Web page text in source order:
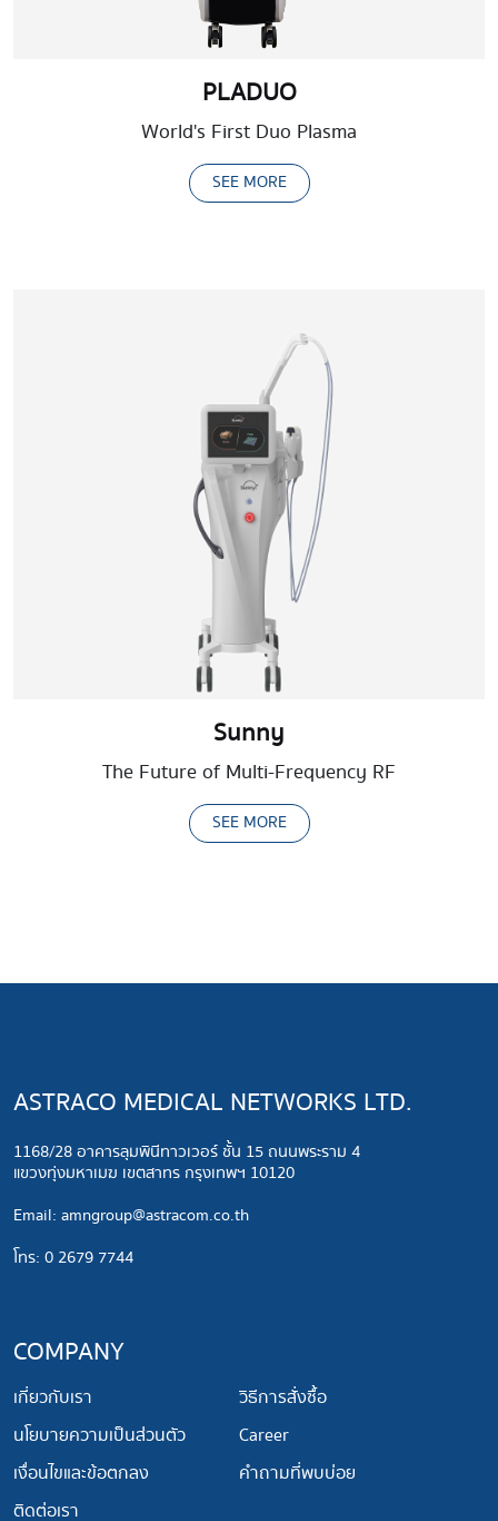
PLADUO
World's First Duo Plasma
SEE MORE
Sunny
The Future of Multi-Frequency RF
SEE MORE
ASTRACO MEDICAL NETWORKS LTD.
1168/28 อาคารลุมพินีทาวเวอร์ ชั้น 15 ถนนพระราม 4
แขวงทุ่งมหาเมฆ เขตสาทร กรุงเทพฯ 10120
​Email: amngroup@astracom.co.th
โทร: 0 2679 7744
COMPANY
เกี่ยวกับเรา
นโยบายความเป็นส่วนตัว
เงื่อนไขและข้อตกลง
ติดต่อเรา
วิธีการสั่งซื้อ
Career
คำถามที่พบบ่อย